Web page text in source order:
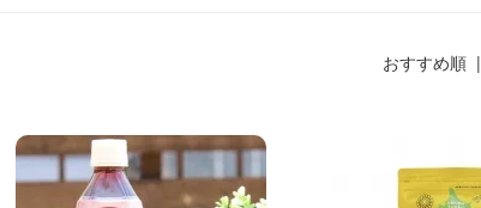
おすすめ順 |